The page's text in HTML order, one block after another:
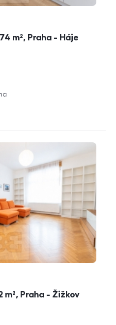
m², Praha - Háje
m², Praha - Žižkov